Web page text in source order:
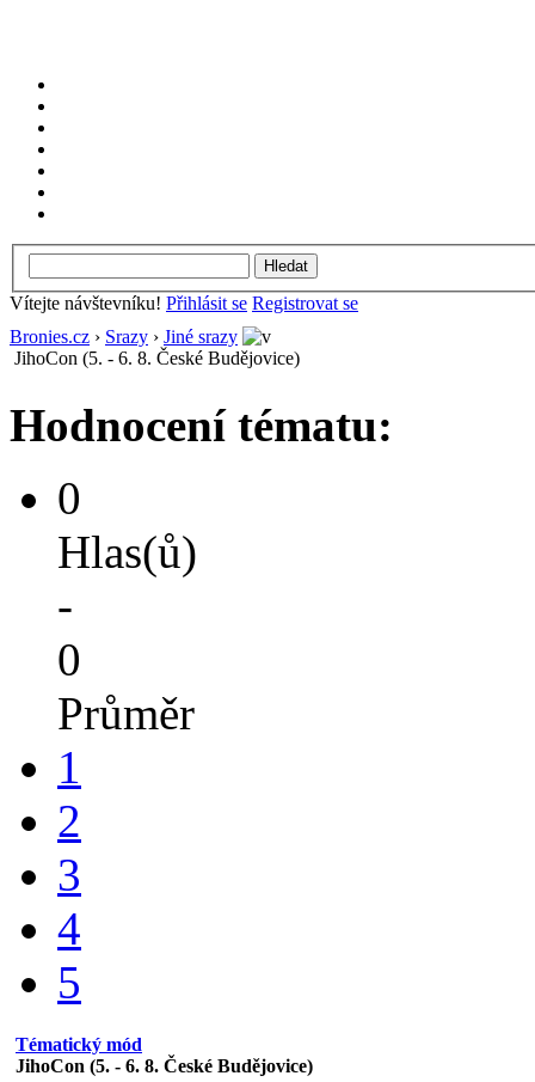
Vítejte návštevníku! Přihlásit se Registrovat se
Bronies.cz › Srazy › Jiné srazy
JihoCon (5. - 6. 8. České Budějovice)
Hodnocení tématu:
0
Hlas(ů)
-
0
Průměr
1
2
3
4
5
Tématický mód
JihoCon (5. - 6. 8. České Budějovice)